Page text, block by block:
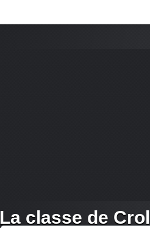
La classe de Crol